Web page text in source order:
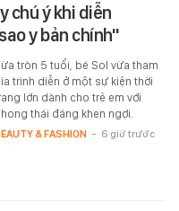
chú ý khi diễn
y bản chính"
tròn 5 tuổi, bé Sol vừa tham
trình diễn ở một sự kiện thời
lớn dành cho trẻ em với
thái đáng khen ngợi.
& FASHION - 6 giờ trước